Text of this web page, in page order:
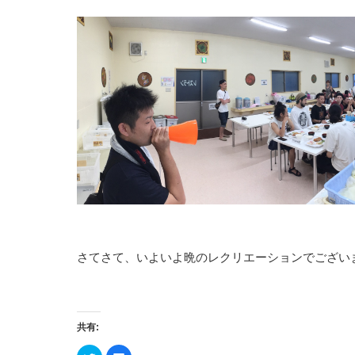
さてさて、いよいよ晩のレクリエーションでござい
共有: